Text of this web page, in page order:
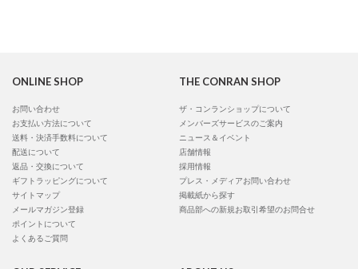
ONLINE SHOP
お問い合わせ
お支払い方法について
送料・決済手数料について
配送について
返品・交換について
ギフトラッピングについて
サイトマップ
メールマガジン登録
ポイントについて
よくあるご質問
THE CONRAN SHOP
ザ・コンランショップについて
メンバーズサービスのご案内
ニュース＆イベント
店舗情報
採用情報
プレス・メディアお問い合わせ
掲載紙から探す
商品部への新規お取引希望のお問合せ